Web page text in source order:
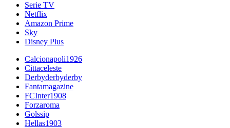
Serie TV
Netflix
Amazon Prime
Sky
Disney Plus
Calcionapoli1926
Cittaceleste
Derbyderbyderby
Fantamagazine
FCInter1908
Forzaroma
Golssip
Hellas1903